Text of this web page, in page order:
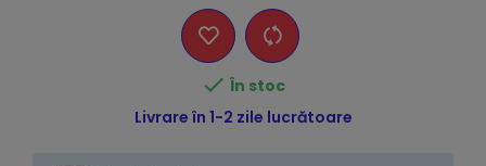
 În stoc
Livrare în 1-2 zile lucrătoare